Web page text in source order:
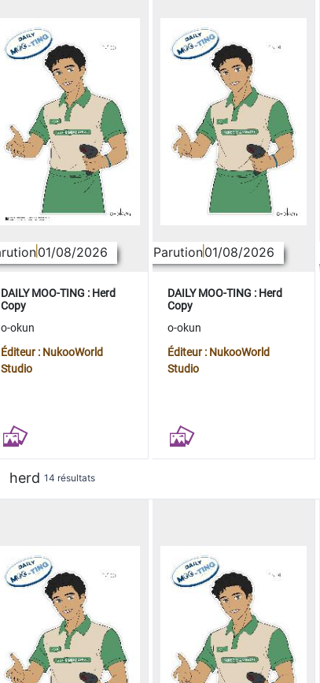
01/08/2026
DAILY MOO-TING : Herd
Copy
o-okun
Éditeur : NukooWorld
Studio
Parution01/08/2026
DAILY MOO-TING : Herd
Copy
o-okun
Éditeur : NukooWorld
Studio
herd 14 résultats